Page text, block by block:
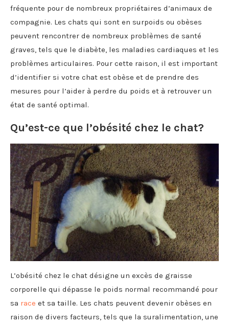
fréquente pour de nombreux propriétaires d’animaux de
compagnie. Les chats qui sont en surpoids ou obèses
peuvent rencontrer de nombreux problèmes de santé
graves, tels que le diabète, les maladies cardiaques et les
problèmes articulaires. Pour cette raison, il est important
d’identifier si votre chat est obèse et de prendre des
mesures pour l’aider à perdre du poids et à retrouver un
état de santé optimal.
Qu’est-ce que l’obésité chez le chat?
L’obésité chez le chat désigne un excès de graisse
corporelle qui dépasse le poids normal recommandé pour
sa race et sa taille. Les chats peuvent devenir obèses en
raison de divers facteurs, tels que la suralimentation, une